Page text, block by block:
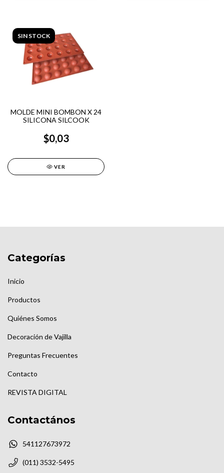
SIN STOCK
MOLDE MINI BOMBON X 24
SILICONA SILCOOK
$0,03
VER
Categorías
Inicio
Productos
Quiénes Somos
Decoración de Vajilla
Preguntas Frecuentes
Contacto
REVISTA DIGITAL
Contactános
541127673972
(011) 3532-5495